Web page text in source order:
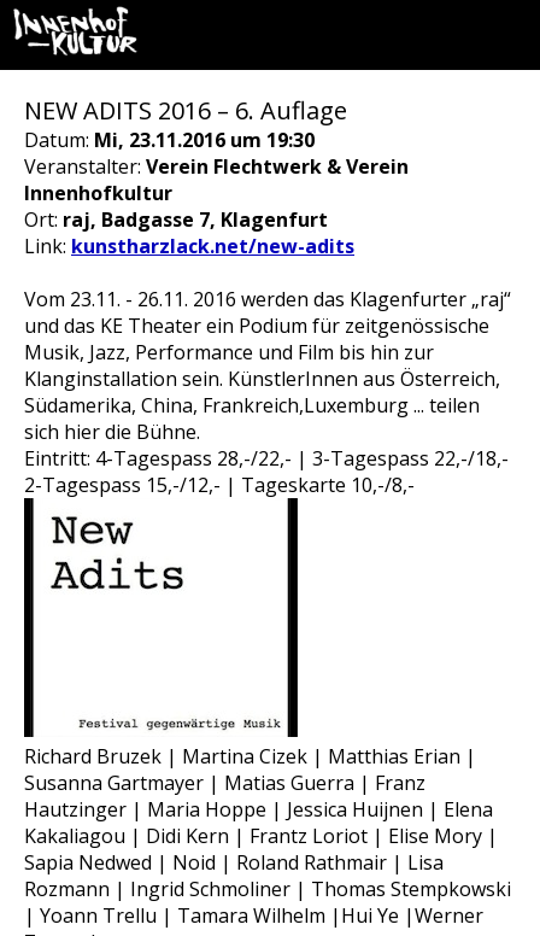
NEW ADITS 2016 – 6. Auflage
Datum: Mi, 23.11.2016 um 19:30
Veranstalter: Verein Flechtwerk & Verein
Innenhofkultur
Ort: raj, Badgasse 7, Klagenfurt
Link: kunstharzlack.net/new-adits
Vom 23.11. - 26.11. 2016 werden das Klagenfurter „raj“
und das KE Theater ein Podium für zeitgenössische
Musik, Jazz, Performance und Film bis hin zur
Klanginstallation sein. KünstlerInnen aus Österreich,
Südamerika, China, Frankreich,Luxemburg ... teilen
sich hier die Bühne.
Eintritt: 4-Tagespass 28,-/22,- | 3-Tagespass 22,-/18,-
2-Tagespass 15,-/12,- | Tageskarte 10,-/8,-
Richard Bruzek | Martina Cizek | Matthias Erian |
Susanna Gartmayer | Matias Guerra | Franz
Hautzinger | Maria Hoppe | Jessica Huijnen | Elena
Kakaliagou | Didi Kern | Frantz Loriot | Elise Mory |
Sapia Nedwed | Noid | Roland Rathmair | Lisa
Rozmann | Ingrid Schmoliner | Thomas Stempkowski
| Yoann Trellu | Tamara Wilhelm |Hui Ye |Werner